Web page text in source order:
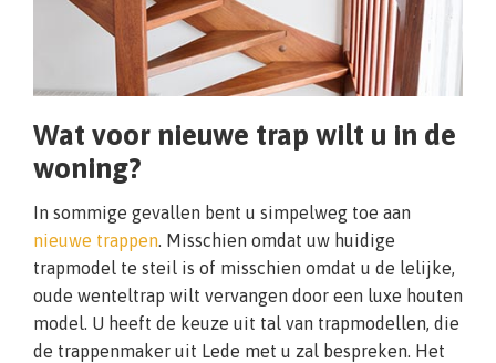
Wat voor nieuwe trap wilt u in de
woning?
In sommige gevallen bent u simpelweg toe aan
nieuwe trappen. Misschien omdat uw huidige
trapmodel te steil is of misschien omdat u de lelijke,
oude wenteltrap wilt vervangen door een luxe houten
model. U heeft de keuze uit tal van trapmodellen, die
de trappenmaker uit Lede met u zal bespreken. Het